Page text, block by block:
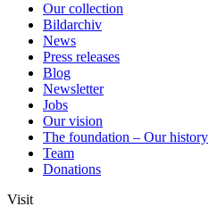
Our collection
Bildarchiv
News
Press releases
Blog
Newsletter
Jobs
Our vision
The foundation – Our history
Team
Donations
Visit